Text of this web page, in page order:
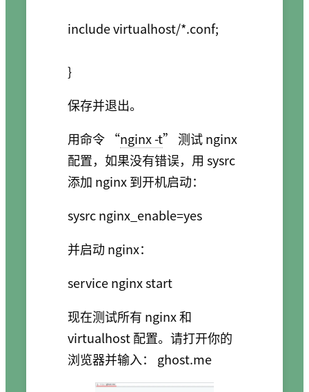
include virtualhost/*.conf;
保存并退出。
用命令 “nginx -t” 测试 nginx
配置，如果没有错误，用 sysrc
添加 nginx 到开机启动：
并启动 nginx：
现在测试所有 nginx 和
virtualhost 配置。请打开你的
浏览器并输入： ghost.me